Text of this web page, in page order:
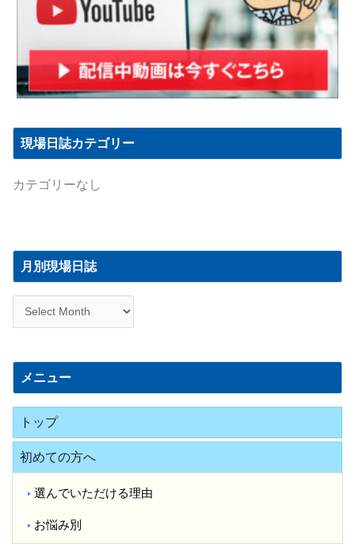
現場日誌カテゴリー
カテゴリーなし
月別現場日誌
現
日
メニュー
トップ
初めての方へ
選んでいただける理由
お悩み別